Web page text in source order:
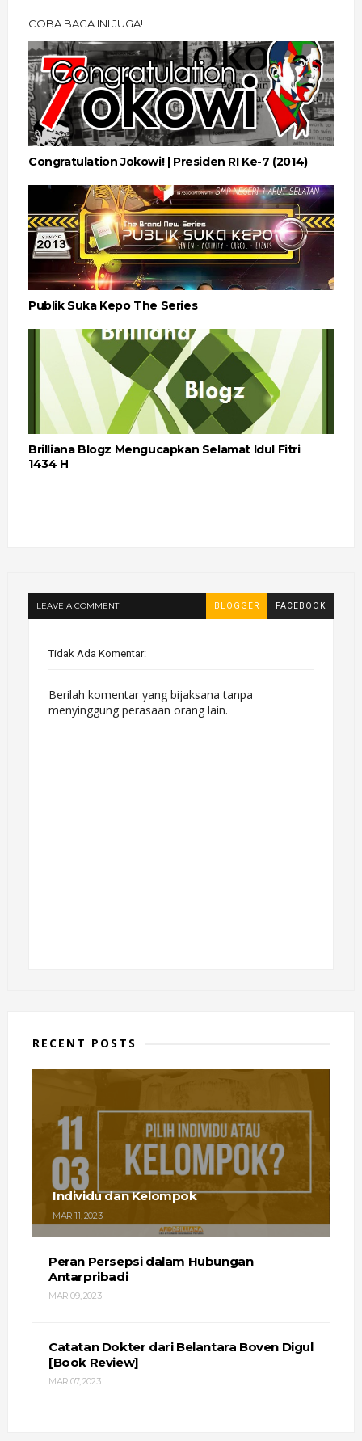
COBA BACA INI JUGA!
Congratulation Jokowi! | Presiden RI Ke-7 (2014)
Publik Suka Kepo The Series
Brilliana Blogz Mengucapkan Selamat Idul Fitri
1434 H
LEAVE A COMMENT BLOGGER FACEBOOK
Tidak Ada Komentar:
Berilah komentar yang bijaksana tanpa
menyinggung perasaan orang lain.
RECENT POSTS
Individu dan Kelompok
MAR 11, 2023
Peran Persepsi dalam Hubungan
Antarpribadi
MAR 09, 2023
Catatan Dokter dari Belantara Boven Digul
[Book Review]
MAR 07, 2023